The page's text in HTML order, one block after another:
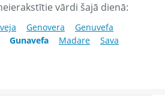
vārdi šajā dienā:
Genovera
Genuvefa
Gunavefa Madare Sava